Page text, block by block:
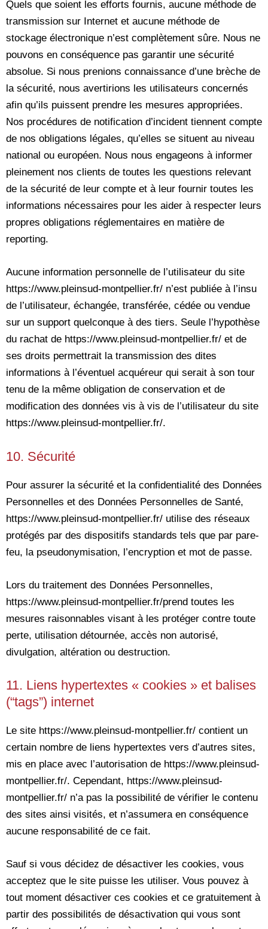
Quels que soient les efforts fournis, aucune méthode de
transmission sur Internet et aucune méthode de
stockage électronique n’est complètement sûre. Nous ne
pouvons en conséquence pas garantir une sécurité
absolue. Si nous prenions connaissance d’une brèche de
la sécurité, nous avertirions les utilisateurs concernés
afin qu’ils puissent prendre les mesures appropriées.
Nos procédures de notification d’incident tiennent compte
de nos obligations légales, qu’elles se situent au niveau
national ou européen. Nous nous engageons à informer
pleinement nos clients de toutes les questions relevant
de la sécurité de leur compte et à leur fournir toutes les
informations nécessaires pour les aider à respecter leurs
propres obligations réglementaires en matière de
reporting.
Aucune information personnelle de l’utilisateur du site
https://www.pleinsud-montpellier.fr/ n’est publiée à l’insu
de l’utilisateur, échangée, transférée, cédée ou vendue
sur un support quelconque à des tiers. Seule l’hypothèse
du rachat de https://www.pleinsud-montpellier.fr/ et de
ses droits permettrait la transmission des dites
informations à l’éventuel acquéreur qui serait à son tour
tenu de la même obligation de conservation et de
modification des données vis à vis de l’utilisateur du site
https://www.pleinsud-montpellier.fr/.
10. Sécurité
Pour assurer la sécurité et la confidentialité des Données
Personnelles et des Données Personnelles de Santé,
https://www.pleinsud-montpellier.fr/ utilise des réseaux
protégés par des dispositifs standards tels que par pare-
feu, la pseudonymisation, l’encryption et mot de passe.
Lors du traitement des Données Personnelles,
https://www.pleinsud-montpellier.fr/prend toutes les
mesures raisonnables visant à les protéger contre toute
perte, utilisation détournée, accès non autorisé,
divulgation, altération ou destruction.
11. Liens hypertextes « cookies » et balises
(“tags”) internet
Le site https://www.pleinsud-montpellier.fr/ contient un
certain nombre de liens hypertextes vers d’autres sites,
mis en place avec l’autorisation de https://www.pleinsud-
montpellier.fr/. Cependant, https://www.pleinsud-
montpellier.fr/ n’a pas la possibilité de vérifier le contenu
des sites ainsi visités, et n’assumera en conséquence
aucune responsabilité de ce fait.
Sauf si vous décidez de désactiver les cookies, vous
acceptez que le site puisse les utiliser. Vous pouvez à
tout moment désactiver ces cookies et ce gratuitement à
partir des possibilités de désactivation qui vous sont